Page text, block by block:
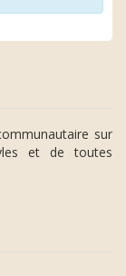
sur
et de toutes